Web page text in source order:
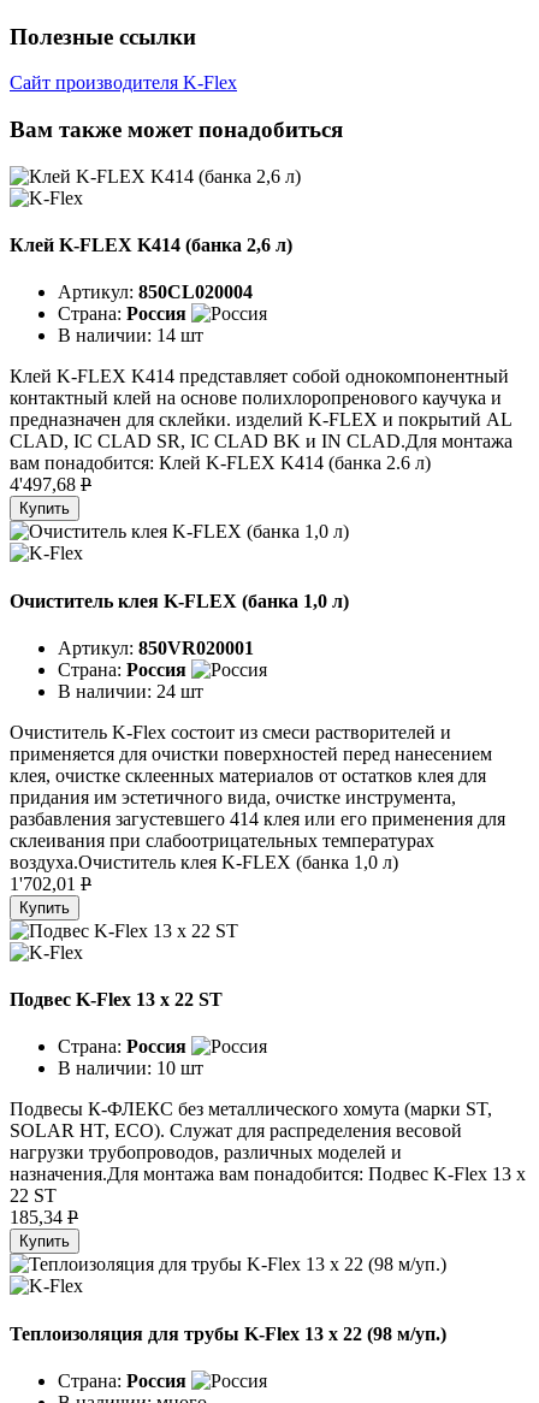
Полезные ссылки
Сайт производителя K-Flex
Вам также может понадобиться
Клей K-FLEX K414 (банка 2,6 л)
Артикул: 850CL020004
Страна: Россия
В наличии: 14 шт
Клей K-FLEX K414 представляет собой однокомпонентный
контактный клей на основе полихлоропренового каучука и
предназначен для склейки. изделий K-FLEX и покрытий AL
CLAD, IC CLAD SR, IC CLAD BK и IN CLAD.Для монтажа
вам понадобится: Клей K-FLEX K414 (банка 2.6 л)
4'497,68 P
Купить
Очиститель клея K-FLEX (банка 1,0 л)
Артикул: 850VR020001
Страна: Россия
В наличии: 24 шт
Очиститель K-Flex состоит из смеси растворителей и
применяется для очистки поверхностей перед нанесением
клея, очистке склеенных материалов от остатков клея для
придания им эстетичного вида, очистке инструмента,
разбавления загустевшего 414 клея или его применения для
склеивания при слабоотрицательных температурах
воздуха.Очиститель клея K-FLEX (банка 1,0 л)
1'702,01 P
Купить
Подвес K-Flex 13 x 22 ST
Страна: Россия
В наличии: 10 шт
Подвесы К-ФЛЕКС без металлического хомута (марки ST,
SOLAR HT, ECO). Служат для распределения весовой
нагрузки трубопроводов, различных моделей и
назначения.Для монтажа вам понадобится: Подвес K-Flex 13 х
22 ST
185,34 P
Купить
Теплоизоляция для трубы K-Flex 13 х 22 (98 м/уп.)
Страна: Россия